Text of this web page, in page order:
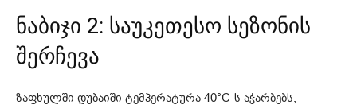
ნაბიჯი 2: საუკეთესო სეზონის
შერჩევა
ზაფხულში დუბაიში ტემპერატურა 40°C-ს აჭარბებს,